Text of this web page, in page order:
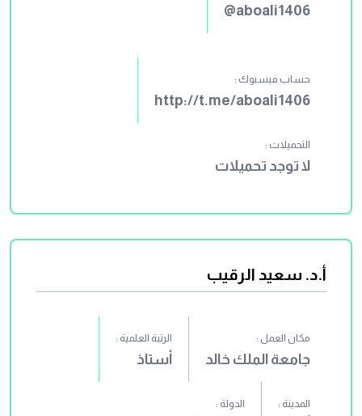
aboali1406@
حساب فيسبوك :
http://t.me/aboali1406
التحميلات :
لا توجد تحميلات
أ.د. سعيد الرقيب
مكان العمل :
جامعة الملك خالد
الرتبة العلمية :
أستاذ
المدينة : الدولة :